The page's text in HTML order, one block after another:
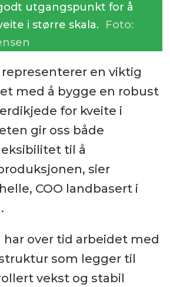
utgangspunkt for å
i større skala. Foto:
en viktig
med å bygge en robust
for kveite i
gir oss både
til å
sier
COO landbasert i
har over tid arbeidet med
som legger til
vekst og stabil